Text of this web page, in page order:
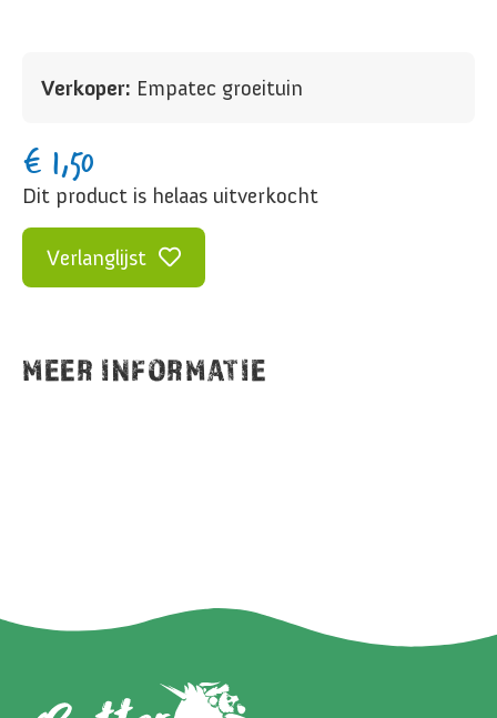
Verkoper: Empatec groeituin
€ 1,50
Dit product is helaas uitverkocht
Verlanglijst
MEER INFORMATIE